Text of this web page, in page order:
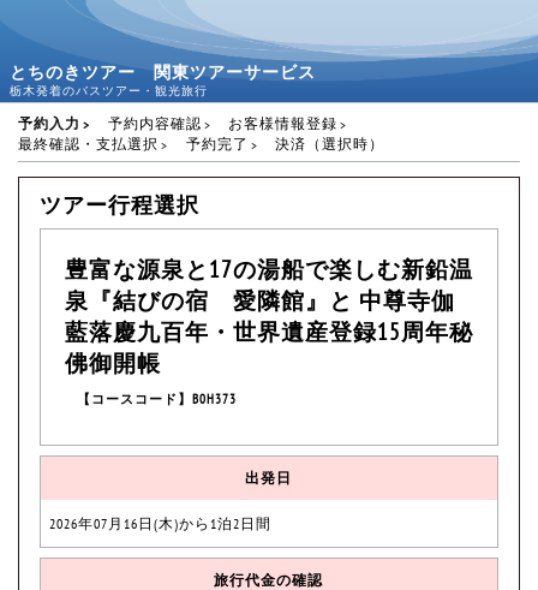
とちのきツアー 関東ツアーサービス
栃木発着のバスツアー・観光旅行
予約入力 予約内容確認
お客様情報登録
最終確認・支払選択
予約完了 決済（選択時）
ツアー行程選択
豊富な源泉と17の湯船で楽しむ新鉛温
泉『結びの宿 愛隣館』と 中尊寺伽
藍落慶九百年・世界遺産登録15周年秘
佛御開帳
【コースコード】B0H373
出発日
2026年07月16日(木)から1泊2日間
旅行代金の確認